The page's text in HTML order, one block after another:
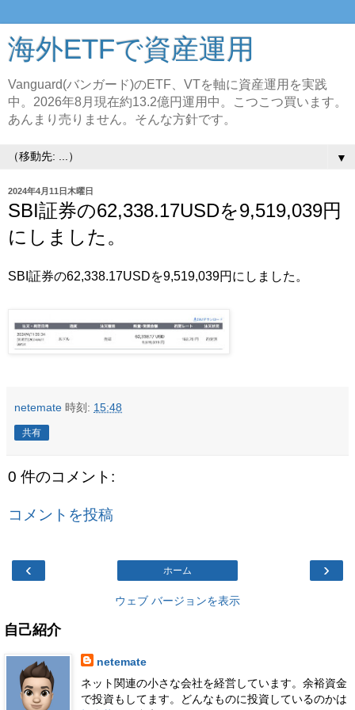
海外ETFで資産運用
Vanguard(バンガード)のETF、VTを軸に資産運用を実践
中。2026年8月現在約13.2億円運用中。こつこつ買います。
あんまり売りません。そんな方針です。
▼
2024年4月11日木曜日
SBI証券の62,338.17USDを9,519,039円
にしました。
SBI証券の62,338.17USDを9,519,039円にしました。
netemate 時刻: 15:48
共有
0 件のコメント:
コメントを投稿
‹ ›
ホーム
ウェブ バージョンを表示
自己紹介
netemate
ネット関連の小さな会社を経営しています。余裕資金
で投資もしてます。どんなものに投資しているのかは